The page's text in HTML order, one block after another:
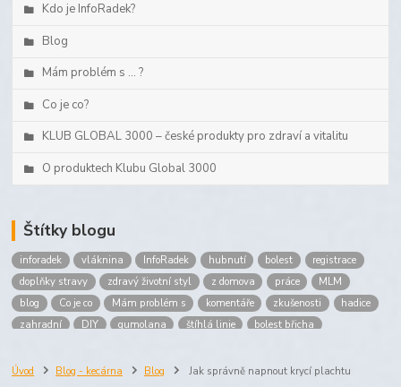
Kdo je InfoRadek?
Blog
Mám problém s ... ?
Co je co?
KLUB GLOBAL 3000 – české produkty pro zdraví a vitalitu
O produktech Klubu Global 3000
Štítky blogu
inforadek vláknina InfoRadek hubnutí bolest
registrace
doplňky stravy
zdravý životní styl z domova práce
MLM
blog
Co je co Mám problém s komentáře zkušenosti
hadice
zahradní
DIY gumolana štíhlá linie
bolest břicha
Prokloub
Vláknina spolupráce body peníze
brigáda
Úvod Blog - kecárna Blog Jak správně napnout krycí plachtu